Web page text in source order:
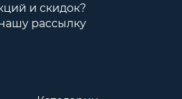
и скидок?
рассылку